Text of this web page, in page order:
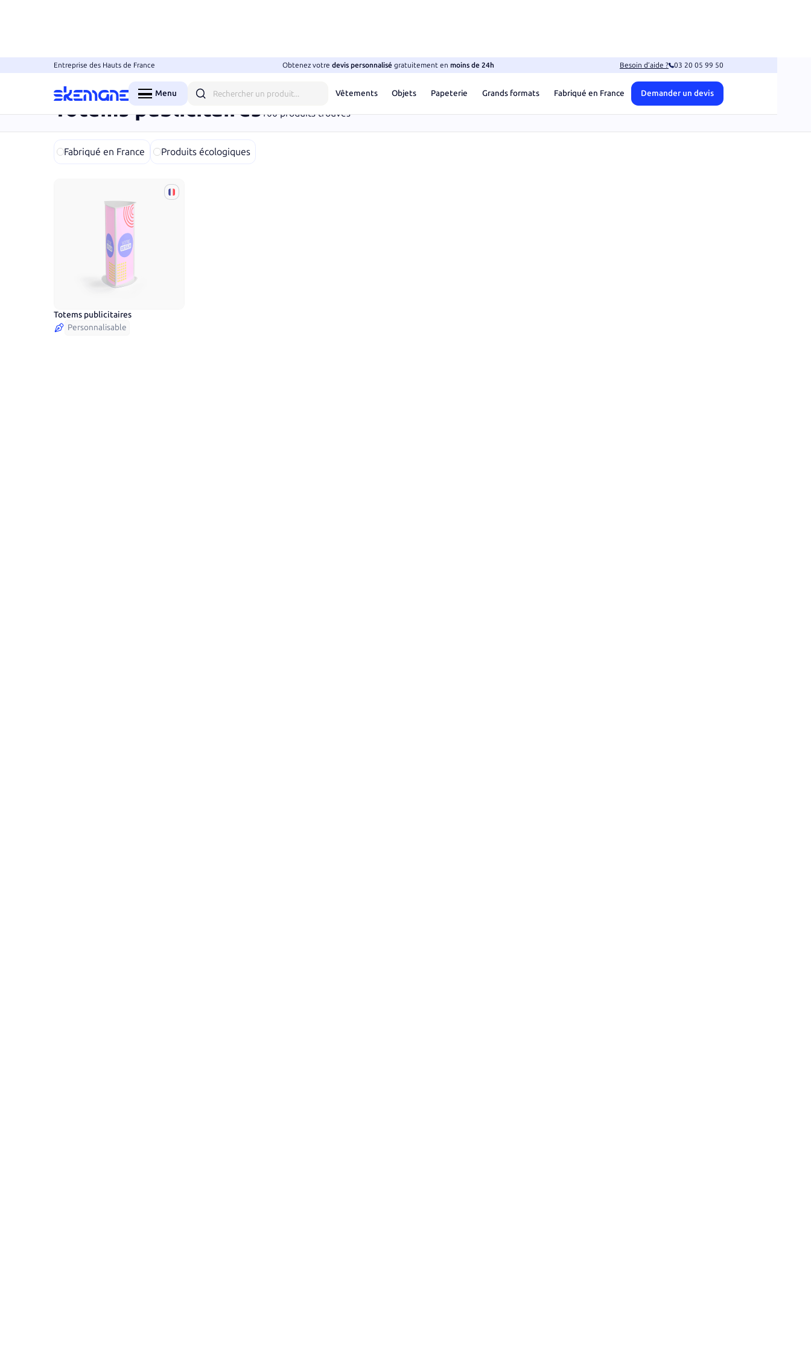
Entreprise des Hauts de France Obtenez votre devis personnalisé gratuitement en moins de 24h Besoin d’aide ? 03 20 05 99 50
Menu
Vêtements Objets Papeterie Grands formats Fabriqué en France Demander un devis
Totems publicitaires100produits trouvés
Fabriqué en France Produits écologiques
Totems publicitaires
Personnalisable